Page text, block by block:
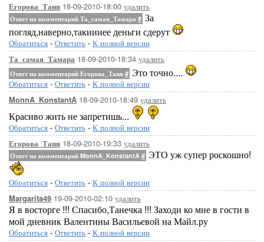
Егорова_Таня 18-09-2010-18:00 удалить
Ответ на комментарий Та_самая_Тамара # За
погляд,наверно,такиииее деньги сдерут
Обратиться - Ответить - К полной версии
Та_самая_Тамара 18-09-2010-18:34 удалить
Ответ на комментарий Егорова_Таня # Это точно....
Обратиться - Ответить - К полной версии
MonnA_KonstantA 18-09-2010-18:49 удалить
Красиво жить не запретишь...
Обратиться - Ответить - К полной версии
Егорова_Таня 18-09-2010-19:33 удалить
Ответ на комментарий MonnA_KonstantA # ЭТО уж супер роскошно!
Обратиться - Ответить - К полной версии
Margarita49 19-09-2010-02:10 удалить
Я в восторге !!! Спасибо,Танечка !!! Заходи ко мне в гости в
мой дневник Валентины Васильевой на Майл.ру
Обратиться - Ответить - К полной версии